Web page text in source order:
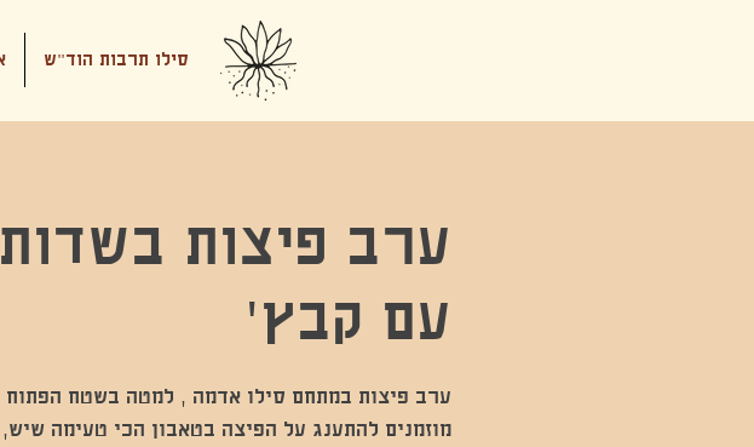
סילו תרבות הוד"ש
ערב פיצות
עם קבץ׳
מוזמנים להתענג על הפיצה בטאבון הכי טעימה